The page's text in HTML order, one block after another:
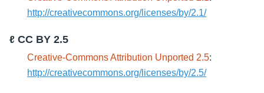
http://creativecommons.org/licenses/by/2.1/
ℓ CC BY 2.5
Creative-Commons Attribution Unported 2.5:
http://creativecommons.org/licenses/by/2.5/